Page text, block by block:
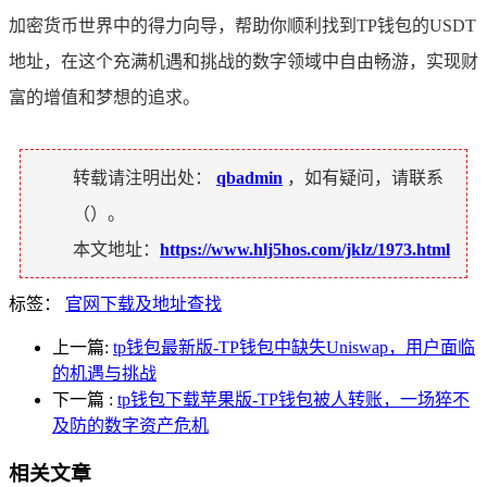
加密货币世界中的得力向导，帮助你顺利找到TP钱包的USDT
地址，在这个充满机遇和挑战的数字领域中自由畅游，实现财
富的增值和梦想的追求。
转载请注明出处： qbadmin ，如有疑问，请联系
（）。
本文地址： https://www.hlj5hos.com/jklz/1973.html
标签： 官网下载及地址查找
上一篇: tp钱包最新版-TP钱包中缺失Uniswap，用户面临
的机遇与挑战
下一篇 : tp钱包下载苹果版-TP钱包被人转账，一场猝不
及防的数字资产危机
相关文章